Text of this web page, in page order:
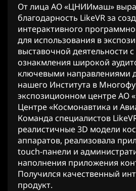
От лица АО «ЦНИИмаш»
благодарность LikeVR за
интерактивного программного обеспечения
для использования в
выставочной деятельности
ознакмления широкой аудитории с
ключевыми направлениями
нашего Института в
экспозиционном центре АО
Центре «Космонавтика и
Команда специалистов
реалистичные 3D модели космических
аппаратов, реализовала приложение для
touch-панели и
наполнения приложения контентом.
Получился качественный
продукт.